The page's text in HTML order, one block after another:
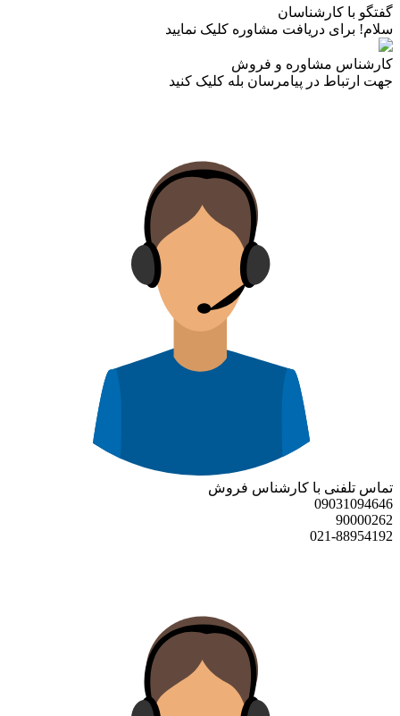
گفتگو با کارشناسان
سلام! برای دریافت مشاوره کلیک نمایید
کارشناس مشاوره و فروش
جهت ارتباط در پیامرسان بله کلیک کنید
تماس تلفنی با کارشناس فروش
09031094646
90000262
021-88954192